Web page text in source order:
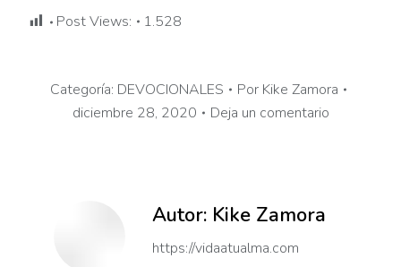
Post Views: 1.528
Categoría: DEVOCIONALES Por Kike Zamora
diciembre 28, 2020
Deja un comentario
Autor: Kike Zamora
https://vidaatualma.com